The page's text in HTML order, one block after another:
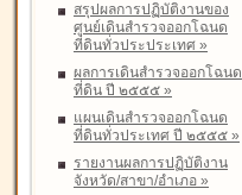
สรุปผลการปฏิบัติงานของ
ศูนย์เดินสำรวจออกโฉนด
ที่ดินทั่วประประเทศ »
ผลการเดินสำรวจออกโฉนด
ที่ดิน ปี ๒๕๕๕ »
แผนเดินสำรวจออกโฉนด
ที่ดินทั่วประเทศ ปี ๒๕๕๕ »
รายงานผลการปฏิบัติงาน
จังหวัด/สาขา/อำเภอ »